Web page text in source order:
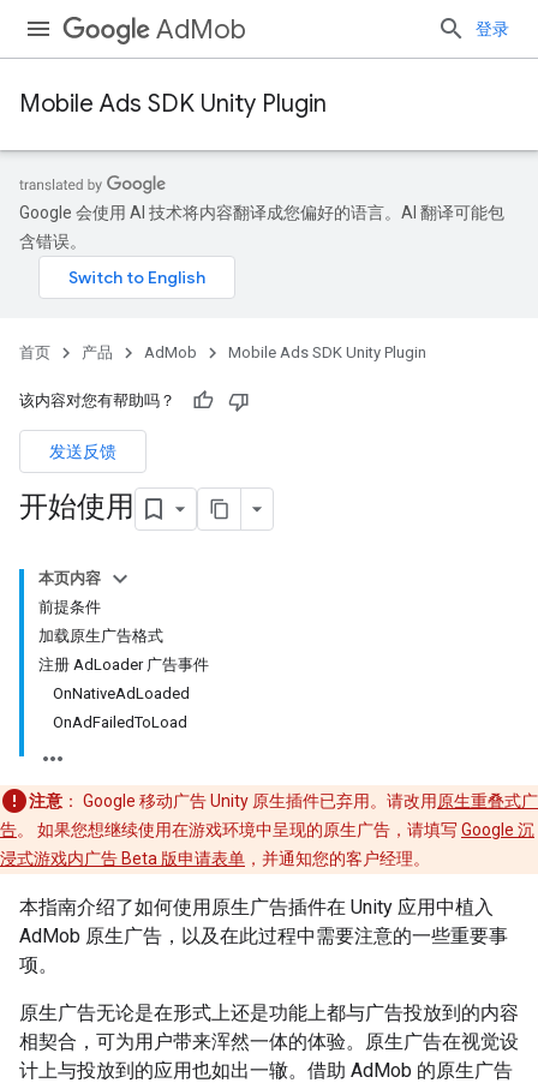
AdMob 登录
Mobile Ads SDK Unity Plugin
Google 会使用 AI 技术将内容翻译成您偏好的语言。AI 翻译可能包
含错误。
首页 产品 AdMob Mobile Ads SDK Unity Plugin
该内容对您有帮助吗？
发送反馈
开始使用
本页内容
前提条件
加载原生广告格式
注册 AdLoader 广告事件
OnNativeAdLoaded
OnAdFailedToLoad
注意 ： Google 移动广告 Unity 原生插件已弃用。请改用 原生重叠式广
告。 如果您想继续使用在游戏环境中呈现的原生广告，请填写 Google 沉
浸式游戏内广告 Beta 版申请表单 ，并通知您的客户经理。
本指南介绍了如何使用原生广告插件在 Unity 应用中植入
AdMob 原生广告，以及在此过程中需要注意的一些重要事
项。
原生广告无论是在形式上还是功能上都与广告投放到的内容
相契合，可为用户带来浑然一体的体验。原生广告在视觉设
计上与投放到的应用也如出一辙。借助 AdMob 的原生广告